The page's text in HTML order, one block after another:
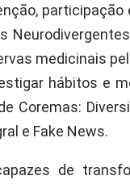
medicinais
hábitos e
Coremas:
e Fake News.
de